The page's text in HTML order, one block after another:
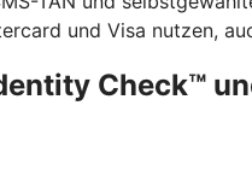
und Visa nutzen,
Check™